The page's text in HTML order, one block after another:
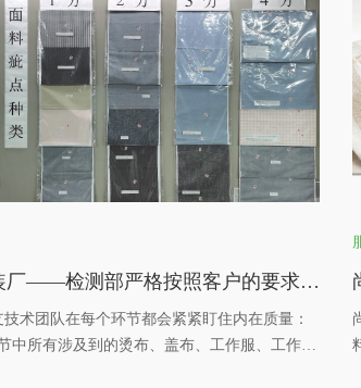
尚益服装厂——检测部严格按照客户的要求，严把质量安全关！
术团队在每个环节都会紧紧盯住内在质量：
中所有涉及到的烫布、盖布、工作服、工作